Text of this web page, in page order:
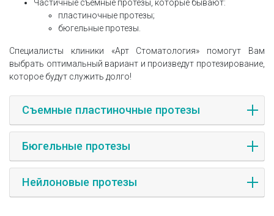
Частичные съемные протезы, которые бывают:
пластиночные протезы;
бюгельные протезы.
Специалисты клиники «Арт Стоматология» помогут Вам
выбрать оптимальный вариант и произведут протезирование,
которое будут служить долго!
Съемные пластиночные протезы
Бюгельные протезы
Нейлоновые протезы